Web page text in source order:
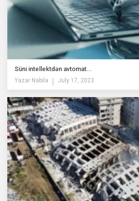
Süni intellektdən avtomat...
Yazar Nabila July 17, 2023